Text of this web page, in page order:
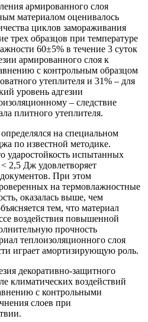
армированного слоя
материалом оценивалось
циклов замораживания
трех образцов при температуре
60±5% в течение 3 суток
армированного слоя к
с контрольным образцом
утеплителя и 31% – для
уровень адгезии
– следствие
плитного утеплителя.
на специальном
по известной методике.
ударостойкость испытанных
2,5 Дж удовлетворяет
При этом
на термовлажностные
оказалась выше, чем
тем, что материал
воздействия повышенной
прочность
теплоизоляционного слоя
играет амортизирующую роль.
декоративно-защитного
климатических воздействий
с контрольными
слоев при